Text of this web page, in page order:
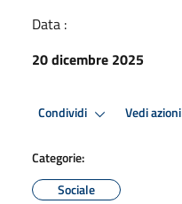
Data :
20 dicembre 2025
Condividi Vedi azioni
Categorie:
Sociale